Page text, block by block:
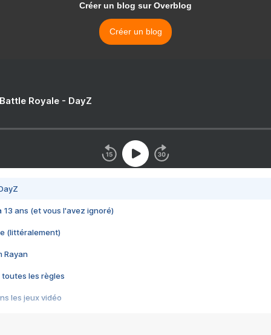
Créer un blog sur Overblog
Créer un blog
Royale - DayZ
13 ans (et vous l'avez ignoré)
(littéralement)
Rayan
toutes les règles
les jeux vidéo